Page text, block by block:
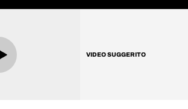
VIDEO SUGGERITO